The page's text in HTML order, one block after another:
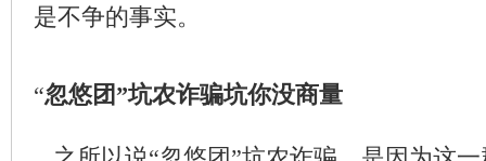
是不争的事实。
“忽悠团”坑农诈骗坑你没商量